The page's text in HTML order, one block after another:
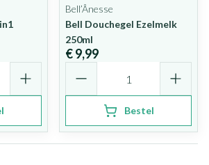
Bell’Ânesse
Bell Douchegel Ezelmelk
250ml
€ 9,99
Bestel